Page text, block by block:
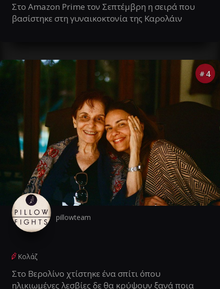
Στο Amazon Prime τον Σεπτέμβρη η σειρά που
βασίστηκε στη γυναικοκτονία της Καρολάιν
# 4
pillowteam
Κολάζ
Στο Βερολίνο χτίστηκε ένα σπίτι όπου
ηλικιωμένες λεσβίες δε θα κρύψουν ξανά ποια